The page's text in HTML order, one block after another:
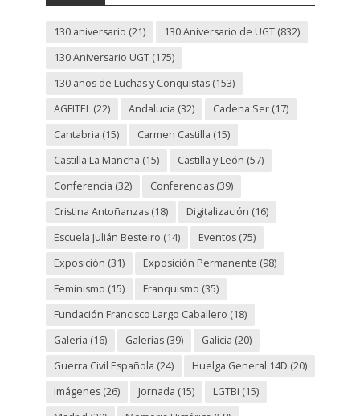
130 aniversario (21) 130 Aniversario de UGT(832)
130 Aniversario UGT(175)
130 años de Luchas y Conquistas(153)
AGFITEL(22) Andalucia (32) Cadena Ser(17)
Cantabria (15) Carmen Castilla (15)
Castilla La Mancha (15) Castilla y León (57)
Conferencia (32) Conferencias(39)
Cristina Antoñanzas(18) Digitalización (16)
Escuela Julián Besteiro (14) Eventos(75)
Exposición (31) Exposición Permanente (98)
Feminismo (15) Franquismo (35)
Fundación Francisco Largo Caballero (18)
Galería (16) Galerías(39) Galicia (20)
Guerra Civil Española (24) Huelga General 14D (20)
Imágenes(26) Jornada (15) LGTBi (15)